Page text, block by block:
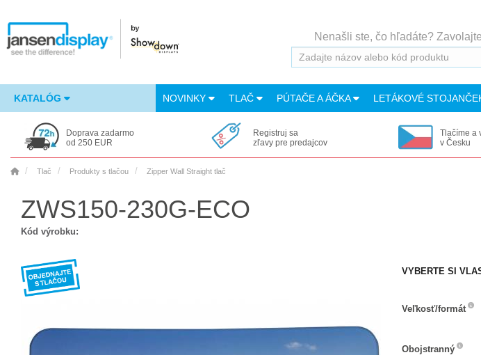
Nenašli ste, čo hľadáte?
KATALÓG NOVINKY TLAČ PÚTAČE A ÁČKA LETÁKOVÉ
Doprava zadarmo
od 250 EUR
Registruj sa
zľavy pre predajcov
Tlačíme a
v Česku
Tlač Produkty s tlačou Zipper Wall Straight tlač
ZWS150-230G-ECO
Kód výrobku:
VYBERTE SI
Veľkosť/formát
Obojstranný